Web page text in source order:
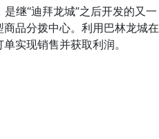
继“迪拜龙城”之后开发的又一
品分拨中心。利用巴林龙城在
实现销售并获取利润。